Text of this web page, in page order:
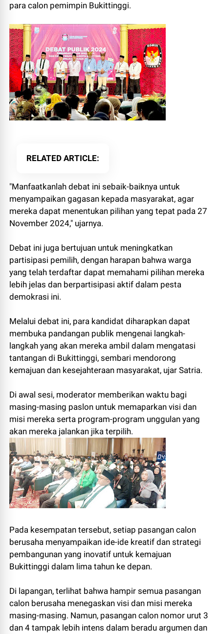
para calon pemimpin Bukittinggi.
RELATED ARTICLE
"Manfaatkanlah debat ini sebaik-baiknya untuk
menyampaikan gagasan kepada masyarakat, agar
mereka dapat menentukan pilihan yang tepat pada 27
November 2024," ujarnya.
Debat ini juga bertujuan untuk meningkatkan
partisipasi pemilih, dengan harapan bahwa warga
yang telah terdaftar dapat memahami pilihan mereka
lebih jelas dan berpartisipasi aktif dalam pesta
demokrasi ini.
Melalui debat ini, para kandidat diharapkan dapat
membuka pandangan publik mengenai langkah-
langkah yang akan mereka ambil dalam mengatasi
tantangan di Bukittinggi, sembari mendorong
kemajuan dan kesejahteraan masyarakat, ujar Satria.
Di awal sesi, moderator memberikan waktu bagi
masing-masing paslon untuk memaparkan visi dan
misi mereka serta program-program unggulan yang
akan mereka jalankan jika terpilih.
Pada kesempatan tersebut, setiap pasangan calon
berusaha menyampaikan ide-ide kreatif dan strategi
pembangunan yang inovatif untuk kemajuan
Bukittinggi dalam lima tahun ke depan.
Di lapangan, terlihat bahwa hampir semua pasangan
calon berusaha menegaskan visi dan misi mereka
masing-masing. Namun, pasangan calon nomor urut 3
dan 4 tampak lebih intens dalam beradu argumen dan